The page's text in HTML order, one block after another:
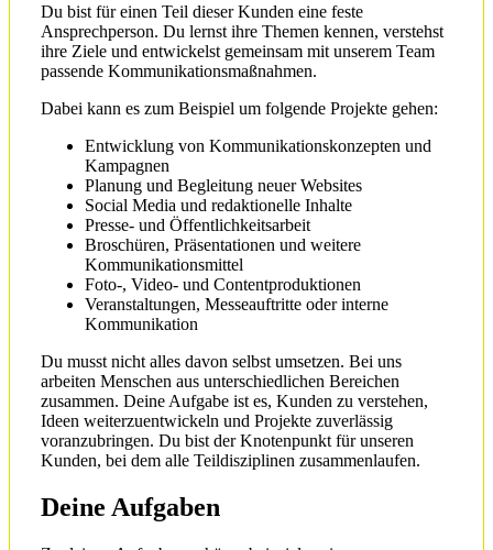
Du bist für einen Teil dieser Kunden eine feste
Ansprechperson. Du lernst ihre Themen kennen, verstehst
ihre Ziele und entwickelst gemeinsam mit unserem Team
passende Kommunikationsmaßnahmen.
Dabei kann es zum Beispiel um folgende Projekte gehen:
Entwicklung von Kommunikationskonzepten und
Kampagnen
Planung und Begleitung neuer Websites
Social Media und redaktionelle Inhalte
Presse- und Öffentlichkeitsarbeit
Broschüren, Präsentationen und weitere
Kommunikationsmittel
Foto-, Video- und Contentproduktionen
Veranstaltungen, Messeauftritte oder interne
Kommunikation
Du musst nicht alles davon selbst umsetzen. Bei uns
arbeiten Menschen aus unterschiedlichen Bereichen
zusammen. Deine Aufgabe ist es, Kunden zu verstehen,
Ideen weiterzuentwickeln und Projekte zuverlässig
voranzubringen. Du bist der Knotenpunkt für unseren
Kunden, bei dem alle Teildisziplinen zusammenlaufen.
Deine Aufgaben